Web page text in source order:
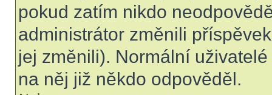
pokud zatím nikdo
administrátor změnili
jej změnili). Normální
na něj již někdo odpověděl.